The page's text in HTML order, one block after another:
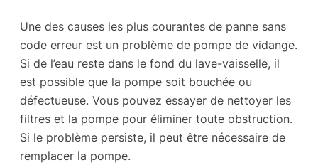
Une des causes les plus courantes de panne sans
code erreur est un problème de pompe de vidange.
Si de l’eau reste dans le fond du lave-vaisselle, il
est possible que la pompe soit bouchée ou
défectueuse. Vous pouvez essayer de nettoyer les
filtres et la pompe pour éliminer toute obstruction.
Si le problème persiste, il peut être nécessaire de
remplacer la pompe.